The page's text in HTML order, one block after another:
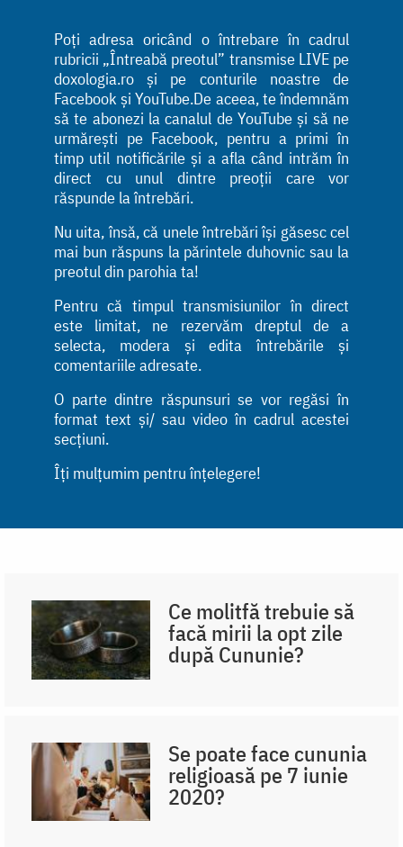
Poți adresa oricând o întrebare în cadrul
rubricii „Întreabă preotul” transmise LIVE pe
doxologia.ro și pe conturile noastre de
Facebook și YouTube.De aceea, te îndemnăm
să te abonezi la canalul de YouTube și să ne
urmărești pe Facebook, pentru a primi în
timp util notificările și a afla când intrăm în
direct cu unul dintre preoții care vor
răspunde la întrebări.
Nu uita, însă, că unele întrebări își găsesc cel
mai bun răspuns la părintele duhovnic sau la
preotul din parohia ta!
Pentru că timpul transmisiunilor în direct
este limitat, ne rezervăm dreptul de a
selecta, modera și edita întrebările și
comentariile adresate.
O parte dintre răspunsuri se vor regăsi în
format text și/ sau video în cadrul acestei
secțiuni.
Îți mulțumim pentru înțelegere!
Ce molitfă trebuie să
facă mirii la opt zile
după Cununie?
Se poate face cununia
religioasă pe 7 iunie
2020?